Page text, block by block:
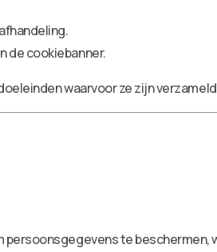
de cookiebanner.
waarvoor ze zijn
te beschermen,